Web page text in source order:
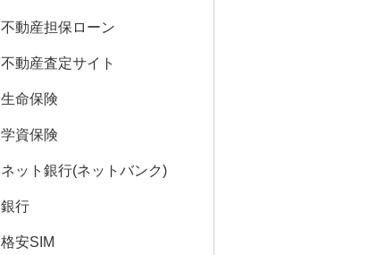
不動産担保ローン
不動産査定サイト
生命保険
学資保険
ネット銀行(ネットバンク)
銀行
格安SIM